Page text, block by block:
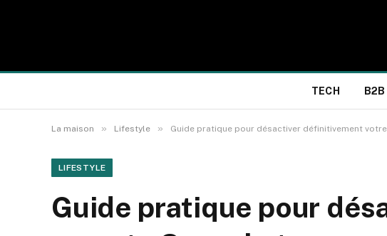
TECH B2B
La maison » Lifestyle » Guide pratique pour désactiver définitivement
LIFESTYLE
Guide pratique pour